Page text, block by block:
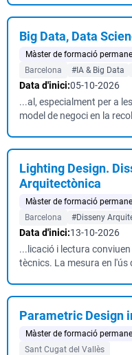
Big Data, Data
Màster de formació
Barcelona
#IA & Big Data
Data d'inici:05-10-2026
...al, especialment per a
model de negoci en la
Lighting Design.
Arquitectònica
Màster de formació
Barcelona
#Disseny
Data d'inici:13-10-2026
...licació i lectura
tècnics. La mesura en l'ús
Parametric Design
Màster de formació
Sant Cugat del Vallès